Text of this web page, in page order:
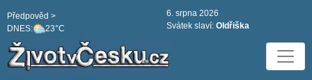
DNES: 23°C
Předpověd >
6. srpna 2026
Svátek slaví: Oldřiška